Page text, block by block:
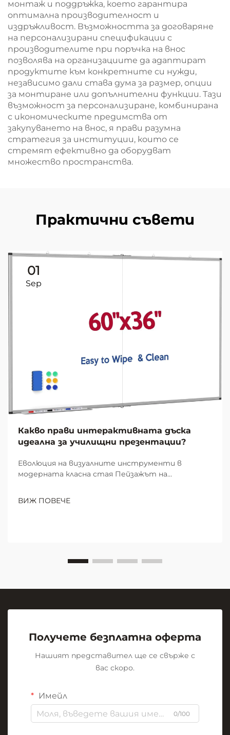
монтаж и поддръжка, което гарантира
оптимална производителност и
издръжливост. Възможността за договаряне
на персонализирани спецификации с
производителите при поръчка на внос
позволява на организациите да адаптират
продуктите към конкретните си нужди,
независимо дали става дума за размер, опции
за монтиране или допълнителни функции. Тази
възможност за персонализиране, комбинирана
с икономическите предимства от
закупуването на внос, я прави разумна
стратегия за институции, които се
стремят ефективно да оборудват
множество пространства.
Практични съвети
01
Sep
Какво прави интерактивната дъска
идеална за училищни презентации?
Еволюция на визуалните инструменти в
модерната класна стая Пейзажът на
като интерактивната дъска се е превърнала в
ВИЖ ПОВЕЧЕ
Получете безплатна оферта
Нашият представител ще се свърже с
вас скоро.
Имейл
0/100